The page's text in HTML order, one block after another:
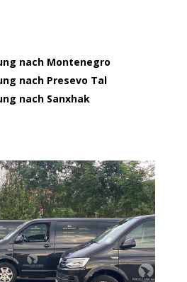
nach Montenegro
nach Presevo Tal
nach Sanxhak